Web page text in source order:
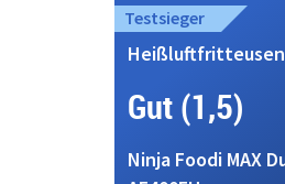
Testsieger
Heißluftfritteusen
Gut (1,5)
Ninja Foodi MAX